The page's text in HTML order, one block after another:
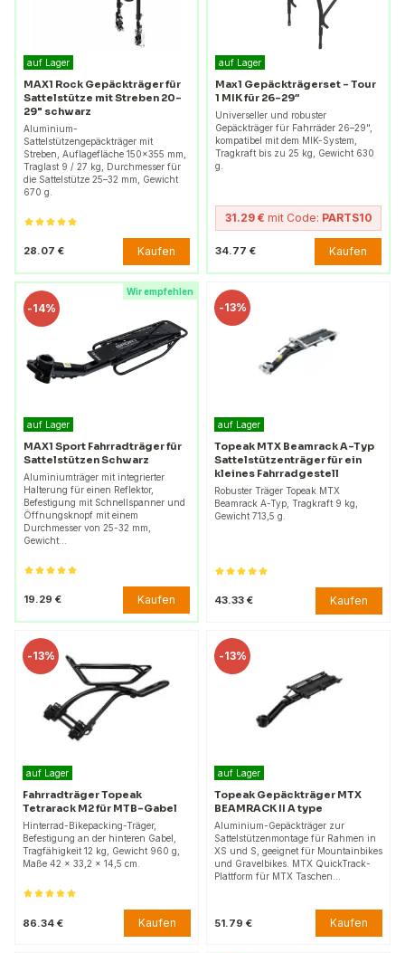
auf Lager
MAX1 Rock Gepäckträger für
Sattelstütze mit Streben 20-
29" schwarz
Aluminium-
Sattelstützengepäckträger mit
Streben, Auflagefläche 150x355 mm,
Traglast 9 / 27 kg, Durchmesser für
die Sattelstütze 25–32 mm, Gewicht
670 g.
28.07 € Kaufen
auf Lager
Max1 Gepäckträgerset – Tour
1 MIK für 26–29″
Universeller und robuster
Gepäckträger für Fahrräder 26–29",
kompatibel mit dem MIK-System,
Tragkraft bis zu 25 kg, Gewicht 630
g.
31.29 € mit Code: PARTS10
34.77 € Kaufen
Wir empfehlen
-14%
auf Lager
MAX1 Sport Fahrradträger für
Sattelstützen Schwarz
Aluminiumträger mit integrierter
Halterung für einen Reflektor,
Befestigung mit Schnellspanner und
Öffnungsknopf mit einem
Durchmesser von 25-32 mm,
Gewicht…
19.29 € Kaufen
-13%
auf Lager
Topeak MTX Beamrack A-Typ
Sattelstützenträger für ein
kleines Fahrradgestell
Robuster Träger Topeak MTX
Beamrack A-Typ, Tragkraft 9 kg,
Gewicht 713,5 g.
43.33 € Kaufen
-13%
auf Lager
Fahrradträger Topeak
Tetrarack M2 für MTB-Gabel
Hinterrad-Bikepacking-Träger,
Befestigung an der hinteren Gabel,
Tragfähigkeit 12 kg, Gewicht 960 g,
Maße 42 x 33,2 x 14,5 cm.
86.34 € Kaufen
-13%
auf Lager
Topeak Gepäckträger MTX
BEAMRACK II A type
Aluminium-Gepäckträger zur
Sattelstützenmontage für Rahmen in
XS und S, geeignet für Mountainbikes
und Gravelbikes. MTX QuickTrack-
Plattform für MTX Taschen…
51.79 € Kaufen